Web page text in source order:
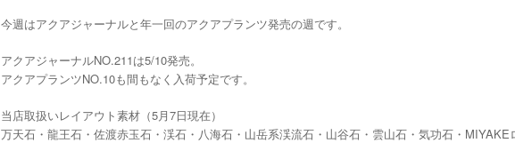
今週はアクアジャーナルと年一回のアクアプランツ発売の週です。
アクアジャーナルNO.211は5/10発売。
アクアプランツNO.10も間もなく入荷予定です。
当店取扱いレイアウト素材（5月7日現在）
万天石・龍王石・佐渡赤玉石・渓石・八海石・山岳系渓流石・山谷石・雲山石・気功石・MIYAKE